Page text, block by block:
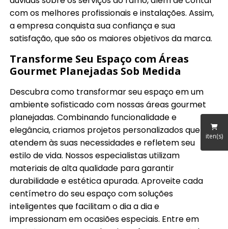
iten(s)
com os melhores profissionais e instalações. Assim,
a empresa conquista sua confiança e sua
satisfação, que são os maiores objetivos da marca.
Transforme Seu Espaço com Áreas
Gourmet Planejadas Sob Medida
Descubra como transformar seu espaço em um
ambiente sofisticado com nossas áreas gourmet
planejadas. Combinando funcionalidade e
elegância, criamos projetos personalizados que
atendem às suas necessidades e refletem seu
estilo de vida. Nossos especialistas utilizam
materiais de alta qualidade para garantir
durabilidade e estética apurada. Aproveite cada
centímetro do seu espaço com soluções
inteligentes que facilitam o dia a dia e
impressionam em ocasiões especiais. Entre em